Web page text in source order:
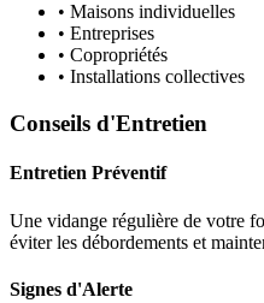
• Maisons individuelles
• Entreprises
• Copropriétés
• Installations collectives
Conseils d'Entretien
Entretien Préventif
Une vidange régulière de votre
éviter les débordements et
Signes d'Alerte